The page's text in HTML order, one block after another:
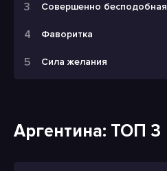
Совершенно бесподобная
Фаворитка
Сила желания
Аргентина: ТОП 3